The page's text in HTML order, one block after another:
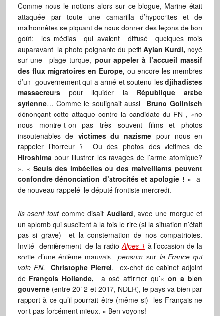
Comme nous le notions alors sur ce blogue, Marine était
attaquée par toute une camarilla d’hypocrites et de
malhonnêtes se piquant de nous donner des leçons de bon
goût: les médias qui avaient diffusé quelques mois
auparavant la photo poignante du petitAylan Kurdi, noyé
sur une plage turque, pour appeler à l’accueil massif
des flux migratoires en Europe,ou encore les membres
d’un gouvernement qui a armé et soutenu lesdjihadistes
massacreurspour liquider la République arabe
syrienne… Comme le soulignait aussi Bruno Gollnisch
dénonçant cette attaque contre la candidate du FN , «ne
nous montre-t-on pas très souvent films et photos
insoutenables de victimes du nazisme pour nous en
rappeler l’horreur ? Ou des photos des victimes de
Hiroshima pour illustrer les ravages de l’arme atomique?
». « Seuls des imbéciles ou des malveillants peuvent
confondre dénonciation d’atrocités et apologie ! » a
de nouveau rappelé le député frontiste mercredi.
Ils osent toutcomme disait Audiard, avec une morgue et
un aplomb qui suscitent à la fois le rire (si la situation n’était
pas si grave) et la consternation de nos compatriotes.
Invité dernièrement de la radio Alpes 1 à l’occasion de la
sortie d’une énième mauvais pensumsurla France qui
vote FN,
Christophe Pierrel, ex-chef de cabinet adjoint
de François Hollande, a osé affirmer qu’« on a bien
gouverné(entre 2012 et 2017, NDLR), le pays va bien par
rapport à ce qu’il pourrait être (même si) les Français ne
vont pas forcément mieux. » Ben voyons!